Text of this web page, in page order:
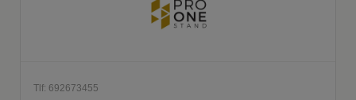
Tlf: 692673455